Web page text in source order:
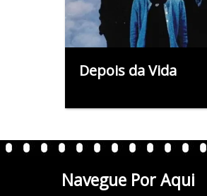
Depois da Vida
Navegue Por Aqui